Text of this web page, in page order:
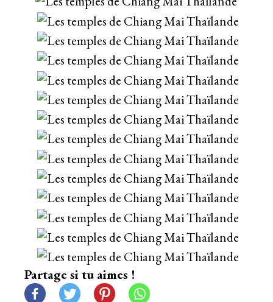
Partage si tu aimes !